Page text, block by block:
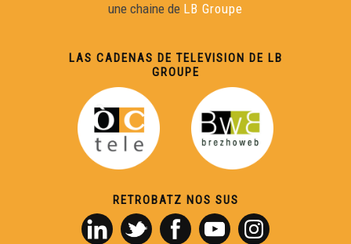
Cercaires - Télé Buissonnière
Reportatge Servici Civic - Susie Rey
Conferéncia a l'entorn deu lengatge shiulat d'Aas per
Philippe Biu
Reportatge Radio País - Lilas Baradat-Decla - Clinhada
Causas que hèn paur
une chaine de LB Groupe
LAS CADENAS DE TELEVISION DE LB
GROUPE
RETROBATZ NOS SUS